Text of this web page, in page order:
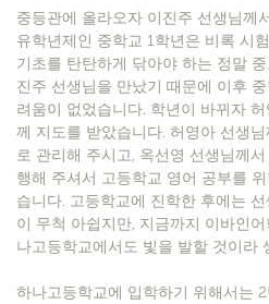
중등관에 올라오자 이진주 선생님께
유학년제인 중학교 1학년은 비록 시
기초를 탄탄하게 닦아야 하는 정말
진주 선생님을 만났기 때문에 이후
려움이 없었습니다. 학년이 바뀌자
께 지도를 받았습니다. 허영아 선생
로 관리해 주시고, 옥선영 선생님께
행해 주셔서 고등학교 영어 공부를
습니다. 고등학교에 진학한 후에는
이 무척 아쉽지만, 지금까지 이바인
나고등학교에서도 빛을 발할 것이라
하나고등학교에 입학하기 위해서는